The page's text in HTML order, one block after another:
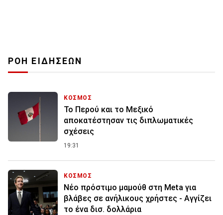
ΡΟΗ ΕΙΔΗΣΕΩΝ
ΚΟΣΜΟΣ
Το Περού και το Μεξικό
αποκατέστησαν τις διπλωματικές
σχέσεις
19:31
ΚΟΣΜΟΣ
Nέο πρόστιμο μαμούθ στη Meta για
βλάβες σε ανήλικους χρήστες - Αγγίζει
το ένα δισ. δολλάρια